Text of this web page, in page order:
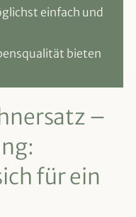
einfach und
bieten
–
für ein